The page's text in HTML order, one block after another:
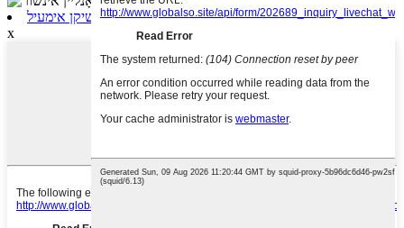
שיקן אימעיל
x